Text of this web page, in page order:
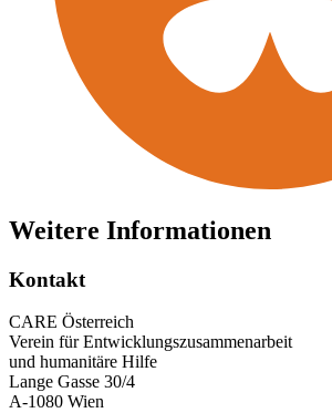
Weitere Informationen
Kontakt
CARE Österreich
Verein für Entwicklungszusammenarbeit
und humanitäre Hilfe
Lange Gasse 30/4
A-1080 Wien